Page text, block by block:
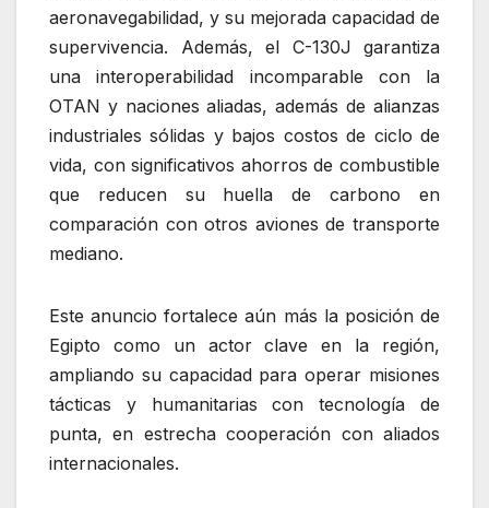
aeronavegabilidad, y su mejorada capacidad de
supervivencia. Además, el C-130J garantiza
una interoperabilidad incomparable con la
OTAN y naciones aliadas, además de alianzas
industriales sólidas y bajos costos de ciclo de
vida, con significativos ahorros de combustible
que reducen su huella de carbono en
comparación con otros aviones de transporte
mediano.
Este anuncio fortalece aún más la posición de
Egipto como un actor clave en la región,
ampliando su capacidad para operar misiones
tácticas y humanitarias con tecnología de
punta, en estrecha cooperación con aliados
internacionales.